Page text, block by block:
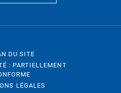
DU SITE
: PARTIELLEMENT
LÉGALES